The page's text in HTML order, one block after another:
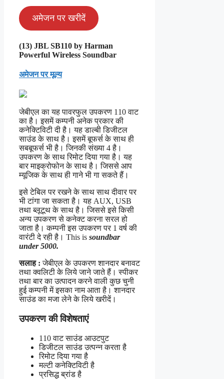
अमेजन पर खरीदें
(13) JBL SB110 by Harman
Powerful Wireless Soundbar
अमेजन पर मूल्य
जेबीएल का यह पावरफुल उपकरण 110 वाट
का है। इसमें कम्पनी अनेक प्रकार की
कनेक्टिविटी दी है। यह डाल्बी डिजीटल
साउंड के साथ है। इसमें बूफर्स के साथ ही
सबबूफर्स भी है। जिनकी संख्या 4 है।
उपकरण के साथ रिमोट दिया गया है। यह
बार माइक्रोफोन के साथ है। जिससे आप
म्यूजिक के साथ ही गाने भी गा सकते हैं।
इसे टेबिल पर रखने के साथ साथ दीवार पर
भी टांगा जा सकता है। यह AUX, USB
तथा ब्लूटूथ के साथ है। जिससे इसे किसी
अन्य उपकरण से कनेक्ट करना सरल हो
जाता है। कम्पनी इस उपकरण पर 1 वर्ष की
वारंटी दे रही है। This is soundbar
under 5000.
सलाह : जेबीएल के उपकरण शानदार बनावट
तथा क्वलिटी के लिये जाने जाते हैं। स्पीकर
तथा बार का उत्पादन करने वाली कुछ चुनी
हुई कम्पनी में इसका नाम आता है। शानदार
साउंड का मजा लेने के लिये खरीदें।
उपकरण की विशेषताएं
110 वाट साउंड आउटपुट
डिजीटल साउंड उत्पन्न करता है
रिमोट दिया गया है
मल्टी कनेक्टिविटी है
प्रसिद्ध ब्रांड है